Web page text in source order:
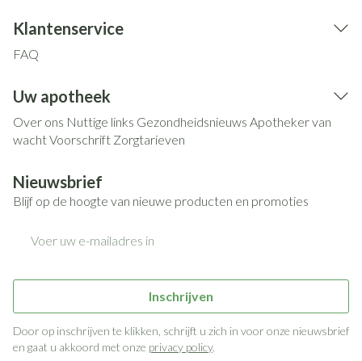
Klantenservice
FAQ
Uw apotheek
Over ons Nuttige links Gezondheidsnieuws Apotheker van
wachtVoorschrift Zorgtarieven
Nieuwsbrief
Blijf op de hoogte van nieuwe producten en promoties
Inschrijven
Door op inschrijven te klikken, schrijft u zich in voor onze nieuwsbrief
en gaat u akkoord met onze privacy policy.